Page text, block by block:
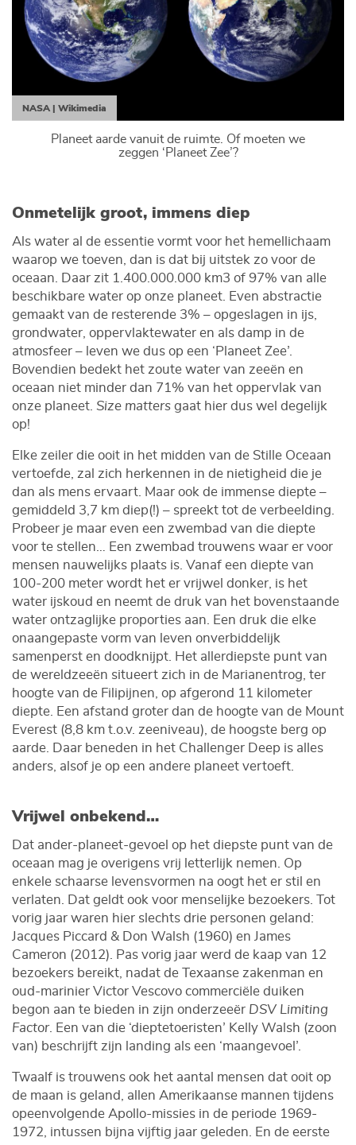
NASA | Wikimedia
Planeet aarde vanuit de ruimte. Of moeten we
zeggen ‘Planeet Zee’?
Onmetelijk groot, immens diep
Als water al de essentie vormt voor het hemellichaam
waarop we toeven, dan is dat bij uitstek zo voor de
oceaan. Daar zit 1.400.000.000 km3 of 97% van alle
beschikbare water op onze planeet. Even abstractie
gemaakt van de resterende 3% – opgeslagen in ijs,
grondwater, oppervlaktewater en als damp in de
atmosfeer – leven we dus op een ‘Planeet Zee’.
Bovendien bedekt het zoute water van zeeën en
oceaan niet minder dan 71% van het oppervlak van
onze planeet. Size matters gaat hier dus wel degelijk
op!
Elke zeiler die ooit in het midden van de Stille Oceaan
vertoefde, zal zich herkennen in de nietigheid die je
dan als mens ervaart. Maar ook de immense diepte –
gemiddeld 3,7 km diep(!) – spreekt tot de verbeelding.
Probeer je maar even een zwembad van die diepte
voor te stellen… Een zwembad trouwens waar er voor
mensen nauwelijks plaats is. Vanaf een diepte van
100-200 meter wordt het er vrijwel donker, is het
water ijskoud en neemt de druk van het bovenstaande
water ontzaglijke proporties aan. Een druk die elke
onaangepaste vorm van leven onverbiddelijk
samenperst en doodknijpt. Het allerdiepste punt van
de wereldzeeën situeert zich in de Marianentrog, ter
hoogte van de Filipijnen, op afgerond 11 kilometer
diepte. Een afstand groter dan de hoogte van de Mount
Everest (8,8 km t.o.v. zeeniveau), de hoogste berg op
aarde. Daar beneden in het Challenger Deep is alles
anders, alsof je op een andere planeet vertoeft.
Vrijwel onbekend…
Dat ander-planeet-gevoel op het diepste punt van de
oceaan mag je overigens vrij letterlijk nemen. Op
enkele schaarse levensvormen na oogt het er stil en
verlaten. Dat geldt ook voor menselijke bezoekers. Tot
vorig jaar waren hier slechts drie personen geland:
Jacques Piccard & Don Walsh (1960) en James
Cameron (2012). Pas vorig jaar werd de kaap van 12
bezoekers bereikt, nadat de Texaanse zakenman en
oud-marinier Victor Vescovo commerciële duiken
begon aan te bieden in zijn onderzeeër DSV Limiting
Factor. Een van die ‘dieptetoeristen’ Kelly Walsh (zoon
van) beschrijft zijn landing als een ‘maangevoel’.
Twaalf is trouwens ook het aantal mensen dat ooit op
de maan is geland, allen Amerikaanse mannen tijdens
opeenvolgende Apollo-missies in de periode 1969-
1972, intussen bijna vijftig jaar geleden. En de eerste